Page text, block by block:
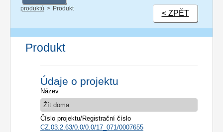
produktů
Produkt
< ZPĚT
Produkt
Údaje o projektu
Název
Žít doma
Číslo projektu/Registrační číslo
CZ.03.2.63/0.0/0.0/17_071/0007655